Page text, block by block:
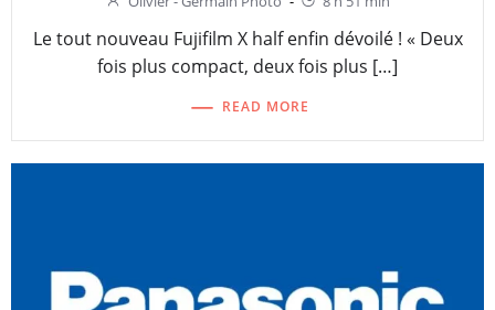
Le tout nouveau Fujifilm X half enfin dévoilé ! « Deux
fois plus compact, deux fois plus […]
READ MORE